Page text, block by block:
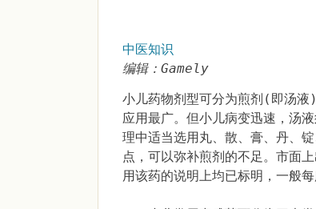
中医知识
编辑：Gamely
小儿药物剂型可分为煎剂(即汤液
应用最广。但小儿病变迅速，汤
理中适当选用丸、散、膏、丹、
点，可以弥补煎剂的不足。市面
用该药的说明上均已标明，一般